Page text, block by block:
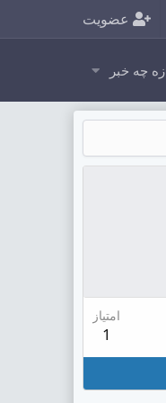
عضویت
چه خبر
امتیاز
1